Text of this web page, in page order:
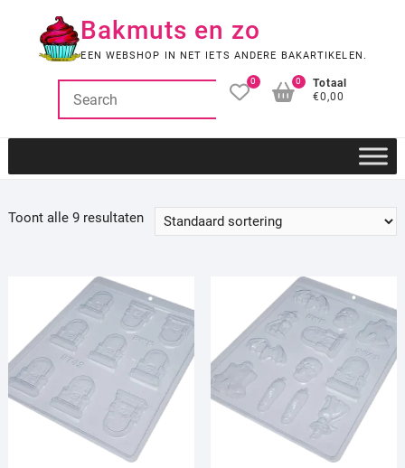
Bakmuts en zo
EEN WEBSHOP IN NET IETS ANDERE BAKARTIKELEN.
0
Totaal
€0,00
0
Toont alle 9 resultaten